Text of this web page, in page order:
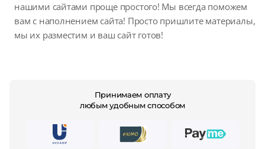
нашими сайтами проще простого! Мы всегда поможем
вам с наполнением сайта! Просто пришлите материалы,
мы их разместим и ваш сайт готов!
Принимаем оплату
любым удобным способом